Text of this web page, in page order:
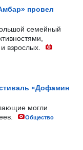
провел
семейный
взрослых.
«Дофамин
могли
Общество